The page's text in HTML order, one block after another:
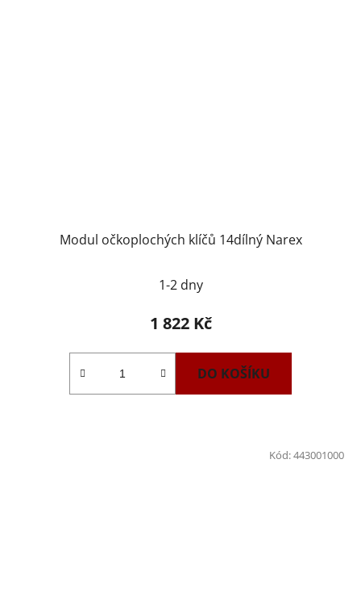
Modul očkoplochých klíčů 14dílný Narex
1-2 dny
1 822 Kč
DO KOŠÍKU
Kód:443001000